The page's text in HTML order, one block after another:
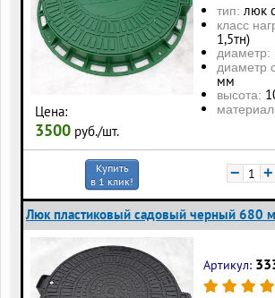
Цена:
3500 руб./шт.
тип: люк
класс
1,5тн)
диаметр:
диаметр
мм
высота:
Купить
в 1 клик!
− +
Люк пластиковый садовый черный 680
Артикул: